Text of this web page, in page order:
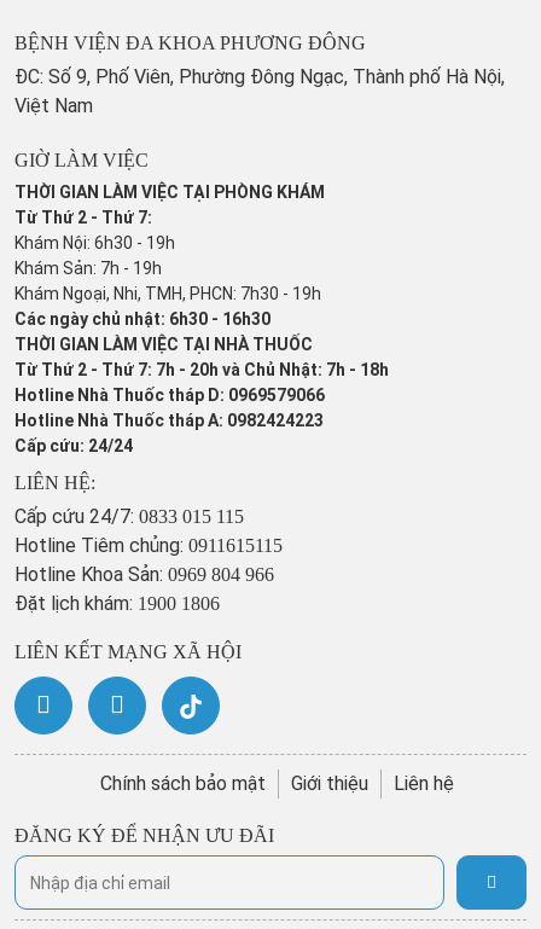
BỆNH VIỆN ĐA KHOA PHƯƠNG ĐÔNG
ĐC: Số 9, Phố Viên, Phường Đông Ngạc, Thành phố Hà Nội,
Việt Nam
GIỜ LÀM VIỆC
THỜI GIAN LÀM VIỆC TẠI PHÒNG KHÁM
Từ Thứ 2 - Thứ 7:
Khám Nội: 6h30 - 19h
Khám Sản: 7h - 19h
Khám Ngoại, Nhi, TMH, PHCN: 7h30 - 19h
Các ngày chủ nhật: 6h30 - 16h30
THỜI GIAN LÀM VIỆC TẠI NHÀ THUỐC
Từ Thứ 2 - Thứ 7: 7h - 20h và Chủ Nhật: 7h - 18h
Hotline Nhà Thuốc tháp D: 0969579066
Hotline Nhà Thuốc tháp A: 0982424223
Cấp cứu: 24/24
LIÊN HỆ:
Cấp cứu 24/7: 0833 015 115
Hotline Tiêm chủng: 0911615115
Hotline Khoa Sản: 0969 804 966
Đặt lịch khám: 1900 1806
LIÊN KẾT MẠNG XÃ HỘI
Chính sách bảo mật Giới thiệu Liên hệ
ĐĂNG KÝ ĐỂ NHẬN ƯU ĐÃI